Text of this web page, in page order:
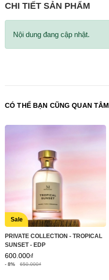
CHI TIẾT SẢN PHẨM
Nội dung đang cập nhật.
CÓ THỂ BẠN CŨNG QUAN TÂM
Sale
PRIVATE COLLECTION - TROPICAL
SUNSET - EDP
600.000₫
- 8% 650.000₫